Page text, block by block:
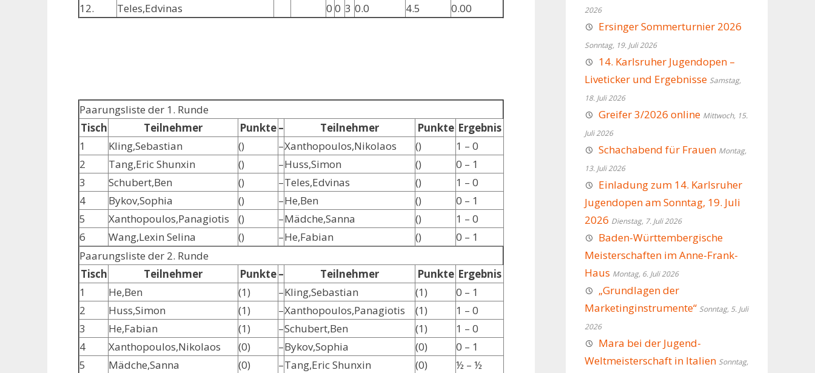
12.
Teles,Edvinas 0 0 3 0.0 4.5 0.00
Paarungsliste der 1. Runde
Tisch
Teilnehmer Punkte– Teilnehmer Punkte Ergebnis
1
Kling,Sebastian () –Xanthopoulos,Nikolaos ()
1 – 0
2
Tang,Eric Shunxin () –Huss,Simon ()
0 – 1
3
Schubert,Ben () –Teles,Edvinas ()
1 – 0
4
Bykov,Sophia () –He,Ben ()
0 – 1
5
Xanthopoulos,Panagiotis () –Mädche,Sanna ()
1 – 0
6
Wang,Lexin Selina () –He,Fabian ()
0 – 1
Paarungsliste der 2. Runde
Tisch
Teilnehmer Punkte– Teilnehmer Punkte Ergebnis
1
He,Ben (1) –Kling,Sebastian (1)
0 – 1
2
Huss,Simon (1) –Xanthopoulos,Panagiotis (1)
1 – 0
3
He,Fabian (1) –Schubert,Ben (1)
1 – 0
4
Xanthopoulos,Nikolaos (0) –Bykov,Sophia (0)
0 – 1
5
Mädche,Sanna (0) –Tang,Eric Shunxin (0)
½ – ½
2026
Ersinger Sommerturnier 2026
Sonntag, 19. Juli 2026
14. Karlsruher Jugendopen –
Liveticker und Ergebnisse Samstag,
18. Juli 2026
Greifer 3/2026 online Mittwoch, 15.
Juli 2026
Schachabend für Frauen Montag,
13. Juli 2026
Einladung zum 14. Karlsruher
Jugendopen am Sonntag, 19. Juli
2026 Dienstag, 7. Juli 2026
Baden-Württembergische
Meisterschaften im Anne-Frank-
Haus Montag, 6. Juli 2026
„Grundlagen der
Marketinginstrumente“ Sonntag, 5. Juli
2026
Mara bei der Jugend-
Weltmeisterschaft in Italien Sonntag,